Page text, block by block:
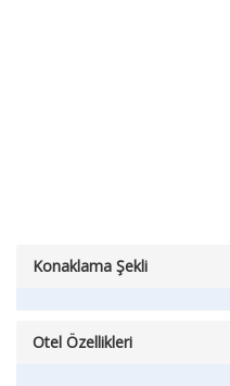
Konaklama Şekli
Otel Özellikleri